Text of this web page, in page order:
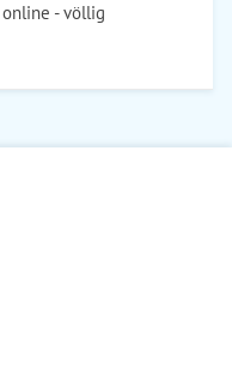
- völlig